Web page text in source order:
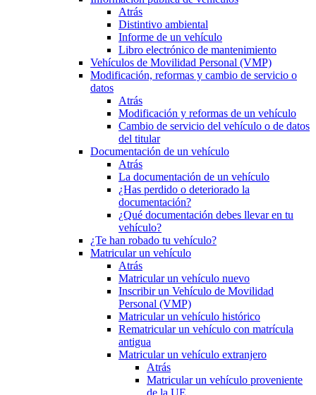
Atrás
Distintivo ambiental
Informe de un vehículo
Libro electrónico de mantenimiento
Vehículos de Movilidad Personal (VMP)
Modificación, reformas y cambio de servicio o
datos
Atrás
Modificación y reformas de un vehículo
Cambio de servicio del vehículo o de datos
del titular
Documentación de un vehículo
Atrás
La documentación de un vehículo
¿Has perdido o deteriorado la
documentación?
¿Qué documentación debes llevar en tu
vehículo?
¿Te han robado tu vehículo?
Matricular un vehículo
Atrás
Matricular un vehículo nuevo
Inscribir un Vehículo de Movilidad
Personal (VMP)
Matricular un vehículo histórico
Rematricular un vehículo con matrícula
antigua
Matricular un vehículo extranjero
Atrás
Matricular un vehículo proveniente